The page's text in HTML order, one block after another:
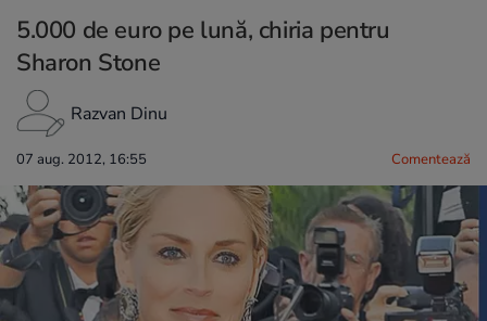
5.000 de euro pe lună, chiria pentru
Sharon Stone
Razvan Dinu
07 aug. 2012, 16:55 Comentează